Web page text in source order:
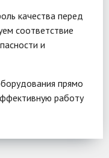
качества перед
соответствие
и
прямо
работу